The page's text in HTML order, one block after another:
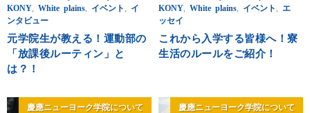
KONY
White plains イベント
イ
ンタビュー
元学院生が教える！運動部の
「放課後ルーティン」と
は？！
KONY
White plains イベント
エ
ッセイ
これから入学する皆様へ！寮
生活のルールをご紹介！
慶應ニューヨーク学院について 慶應ニューヨーク学院について